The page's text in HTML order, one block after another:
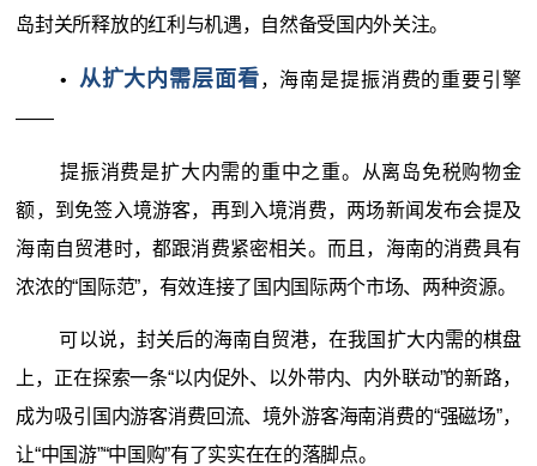
岛封关所释放的红利与机遇，自然备受国内外关注。
• 从扩大内需层面看，海南是提振消费的重要引擎
——
提振消费是扩大内需的重中之重。从离岛免税购物金
额，到免签入境游客，再到入境消费，两场新闻发布会提及
海南自贸港时，都跟消费紧密相关。而且，海南的消费具有
浓浓的“国际范”，有效连接了国内国际两个市场、两种资源。
可以说，封关后的海南自贸港，在我国扩大内需的棋盘
上，正在探索一条“以内促外、以外带内、内外联动”的新路，
成为吸引国内游客消费回流、境外游客海南消费的“强磁场”，
让“中国游”“中国购”有了实实在在的落脚点。